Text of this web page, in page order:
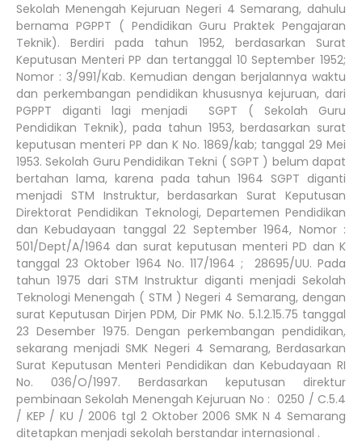
Sekolah Menengah Kejuruan Negeri 4 Semarang, dahulu
bernama PGPPT ( Pendidikan Guru Praktek Pengajaran
Teknik). Berdiri pada tahun 1952, berdasarkan Surat
Keputusan Menteri PP dan tertanggal 10 September 1952;
Nomor : 3/991/Kab. Kemudian dengan berjalannya waktu
dan perkembangan pendidikan khususnya kejuruan, dari
PGPPT diganti lagi menjadi SGPT ( Sekolah Guru
Pendidikan Teknik), pada tahun 1953, berdasarkan surat
keputusan menteri PP dan K No. 1869/kab; tanggal 29 Mei
1953. Sekolah Guru Pendidikan Tekni ( SGPT ) belum dapat
bertahan lama, karena pada tahun 1964 SGPT diganti
menjadi STM Instruktur, berdasarkan Surat Keputusan
Direktorat Pendidikan Teknologi, Departemen Pendidikan
dan Kebudayaan tanggal 22 September 1964, Nomor :
501/Dept/A/1964 dan surat keputusan menteri PD dan K
tanggal 23 Oktober 1964 No. 117/1964 ; 28695/UU. Pada
tahun 1975 dari STM Instruktur diganti menjadi Sekolah
Teknologi Menengah ( STM ) Negeri 4 Semarang, dengan
surat Keputusan Dirjen PDM, Dir PMK No. 5.1.2.15.75 tanggal
23 Desember 1975. Dengan perkembangan pendidikan,
sekarang menjadi SMK Negeri 4 Semarang, Berdasarkan
Surat Keputusan Menteri Pendidikan dan Kebudayaan RI
No. 036/O/1997. Berdasarkan keputusan direktur
pembinaan Sekolah Menengah Kejuruan No : 0250 / C.5.4
/ KEP / KU / 2006 tgl 2 Oktober 2006 SMK N 4 Semarang
ditetapkan menjadi sekolah berstandar internasional .